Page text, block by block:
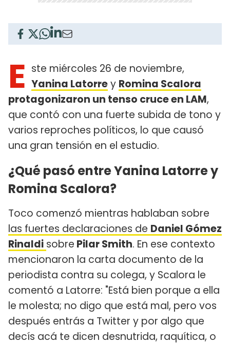
E ste miércoles 26 de noviembre,
Yanina Latorrey Romina Scalora
protagonizaron un tenso cruce en LAM,
que contó con una fuerte subida de tono y
varios reproches políticos, lo que causó
una gran tensión en el estudio.
¿Qué pasó entre Yanina Latorre y
Romina Scalora?
Toco comenzó mientras hablaban sobre
las fuertes declaraciones de Daniel Gómez
Rinaldi sobre Pilar Smith. En ese contexto
mencionaron la carta documento de la
periodista contra su colega, y Scalora le
comentó a Latorre: "Está bien porque a ella
le molesta; no digo que está mal, pero vos
después entrás a Twitter y por algo que
decís acá te dicen desnutrida, raquítica, o